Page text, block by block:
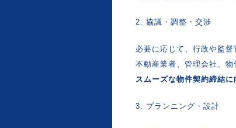
2. 協議・調整・交渉
必要に応じて、行政や監
不動産業者、管理会社、
スムーズな物件契約締結
3. プランニング・設計